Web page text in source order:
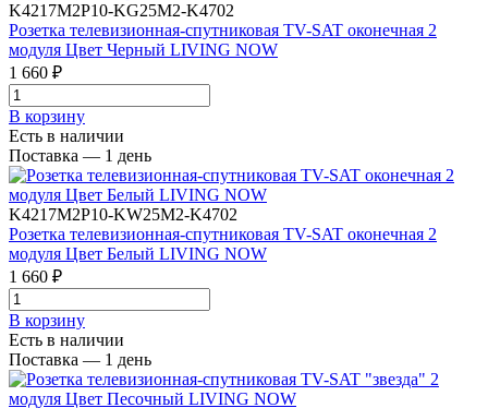
K4217M2P10-KG25M2-K4702
Розетка телевизионная-спутниковая TV-SAT оконечная 2
модуля Цвет Черный LIVING NOW
1 660 ₽
В корзинy
Есть в наличии
Поставка — 1 день
K4217M2P10-KW25M2-K4702
Розетка телевизионная-спутниковая TV-SAT оконечная 2
модуля Цвет Белый LIVING NOW
1 660 ₽
В корзинy
Есть в наличии
Поставка — 1 день